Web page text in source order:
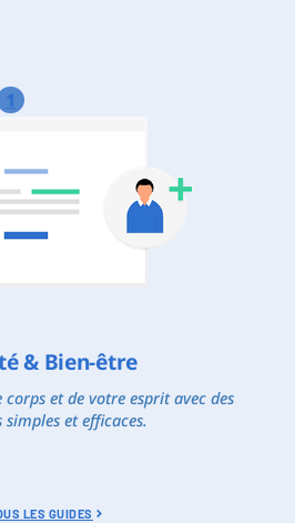
1
& Bien-être
corps et de votre esprit avec des
simples et efficaces.
LES GUIDES